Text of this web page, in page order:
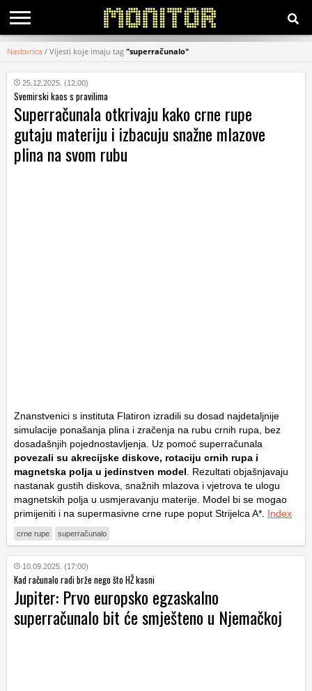
KATEGORIJE
HRVATSKI
WEB
Naslovnica / Vijesti koje imaju tag "superračunalo"
25.12.2025. (12:00)
Svemirski kaos s pravilima
Superračunala otkrivaju kako crne rupe
gutaju materiju i izbacuju snažne mlazove
plina na svom rubu
Znanstvenici s instituta Flatiron izradili su dosad najdetaljnije
simulacije ponašanja plina i zračenja na rubu crnih rupa, bez
dosadašnjih pojednostavljenja. Uz pomoć superračunala
povezali su akrecijske diskove, rotaciju crnih rupa i
magnetska polja u jedinstven model . Rezultati objašnjavaju
nastanak gustih diskova, snažnih mlazova i vjetrova te ulogu
magnetskih polja u usmjeravanju materije. Model bi se mogao
primijeniti i na supermasivne crne rupe poput Strijelca A*. Index
crne rupe superračunalo
10.09.2025. (17:00)
Kad računalo radi brže nego što HŽ kasni
Jupiter: Prvo europsko egzaskalno
superračunalo bit će smješteno u Njemačkoj